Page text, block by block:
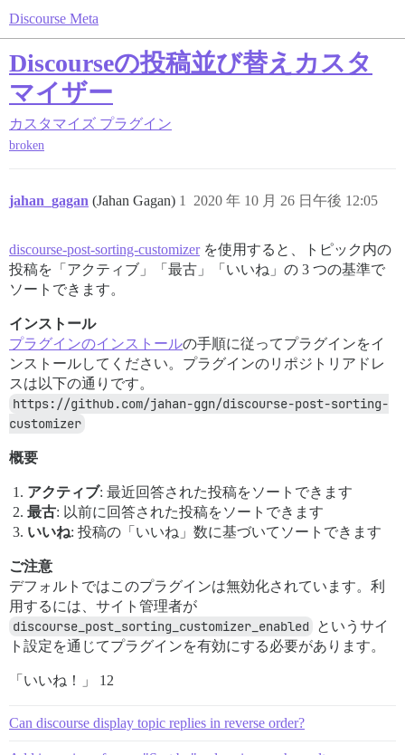
Discourse Meta
Discourseの投稿並び替えカスタ
マイザー
カスタマイズ プラグイン
broken
jahan_gagan (Jahan Gagan) 2020 年 10 月 26 日午後 12:05
1
discourse-post-sorting-customizerを使用すると、トピック内の
投稿を「アクティブ」「最古」「いいね」の 3 つの基準で
ソートできます。
インストール
プラグインのインストールの手順に従ってプラグインをイ
ンストールしてください。プラグインのリポジトリアドレ
スは以下の通りです。
https://github.com/jahan-ggn/discourse-post-sorting-
customizer
概要
アクティブ: 最近回答された投稿をソートできます
最古: 以前に回答された投稿をソートできます
いいね: 投稿の「いいね」数に基づいてソートできます
ご注意
デフォルトではこのプラグインは無効化されています。利
用するには、サイト管理者が
discourse_post_sorting_customizer_enabled
というサイ
ト設定を通じてプラグインを有効にする必要があります。
「いいね！」 12
Can discourse display topic replies in reverse order?